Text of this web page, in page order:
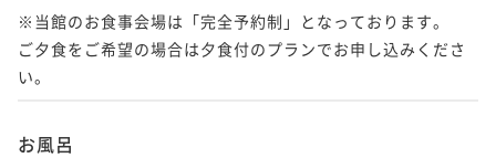
※当館のお食事会場は「完全予約制」となっております。
ご夕食をご希望の場合は夕食付のプランでお申し込みくださ
い。
お風呂